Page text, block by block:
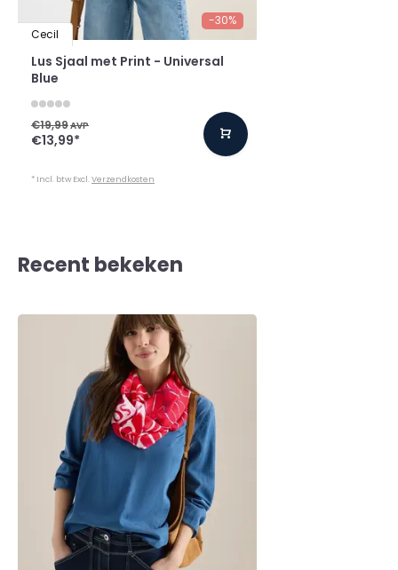
-30%
Cecil
Lus Sjaal met Print - Universal
Blue
€19,99AVP
€13,99*
* Incl. btw Excl.Verzendkosten
Recent bekeken